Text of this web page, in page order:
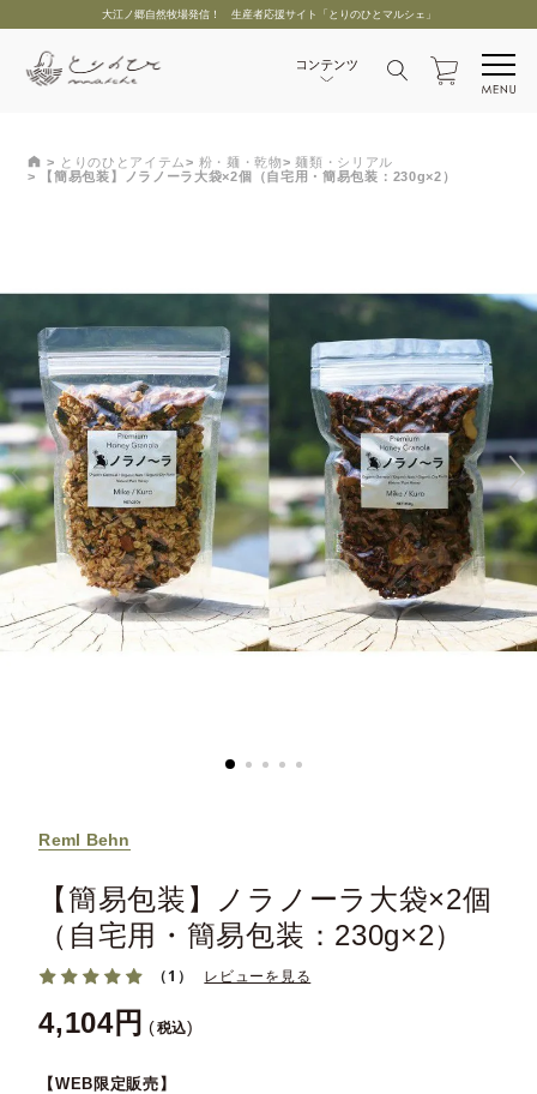
大江ノ郷自然牧場発信！ 生産者応援サイト「とりのひとマルシェ」
とりのひとアイテム 粉・麺・乾物
麺類・シリアル
【簡易包装】ノラノーラ大袋×2個（自宅用・簡易包装：230g×2）
Reml Behn
【簡易包装】ノラノーラ大袋×2個
（自宅用・簡易包装：230g×2）
（1） レビューを見る
4,104 税込
【WEB限定販売】